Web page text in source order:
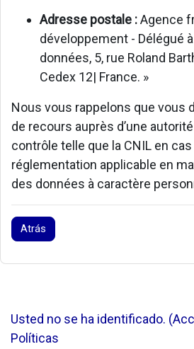
Adresse postale :Agence
développement - Délégué
données, 5, rue Roland
Cedex 12| France. »
Nous vous rappelons que vous
de recours auprès d’une
contrôle telle que la CNIL en
réglementation applicable en
des données à caractère
Atrás
Usted no se ha identificado. (
Políticas